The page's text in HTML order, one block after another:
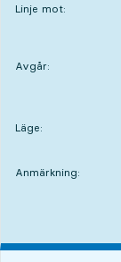
Linje mot:
Avgår:
Läge:
LÄGE,
,
Anmärkning: